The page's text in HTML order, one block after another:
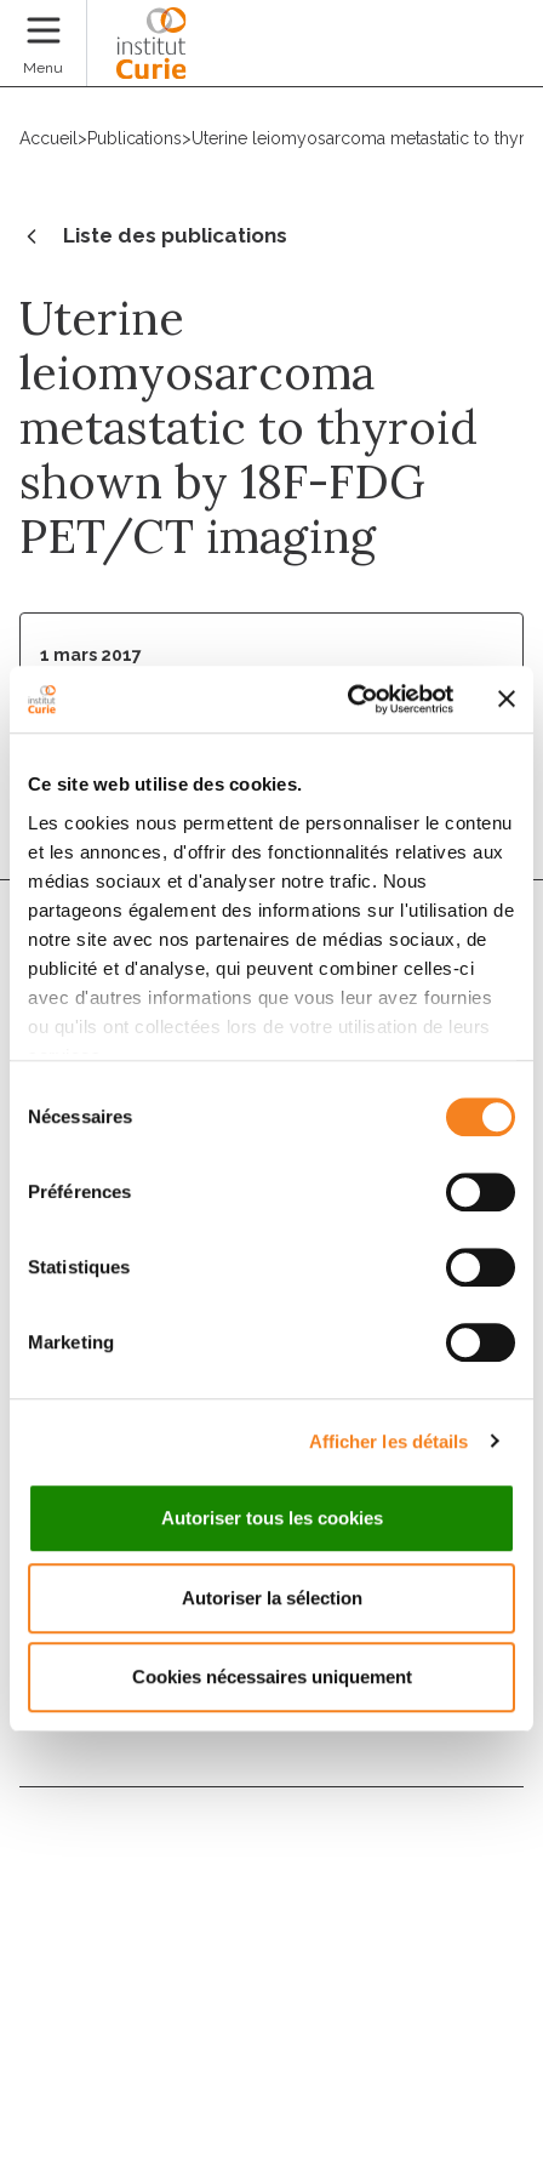
Ce site web utilise des cookies.
Les cookies nous permettent de personnaliser le contenu
et les annonces, d'offrir des fonctionnalités relatives aux
médias sociaux et d'analyser notre trafic. Nous
partageons également des informations sur l'utilisation de
notre site avec nos partenaires de médias sociaux, de
publicité et d'analyse, qui peuvent combiner celles-ci
avec d'autres informations que vous leur avez fournies
ou qu'ils ont collectées lors de votre utilisation de leurs
Nécessaires
Préférences
Statistiques
Marketing
Afficher les détails
Autoriser tous les cookies
Autoriser la sélection
Cookies nécessaires uniquement
Menu
Accueil >Publications>Uterine leiomyosarcoma metastatic to
Liste des publications
Uterine
leiomyosarcoma
metastatic to thyroid
shown by 18F-FDG
PET/CT imaging
1 mars 2017
Revista Española de Medicina Nuclear e
Imagen Molecular
DOI :10.1016/j.remn.2016.09.002
Auteurs
M. Gauthé, N. Testart Dardel, C. Nascimento, M.
Suivez l'Institut Curie
Retrouvez notre actualité sur les réseaux
sociaux et en vous inscrivant à notre newsletter.
Inscrivez-vous à la newsletter